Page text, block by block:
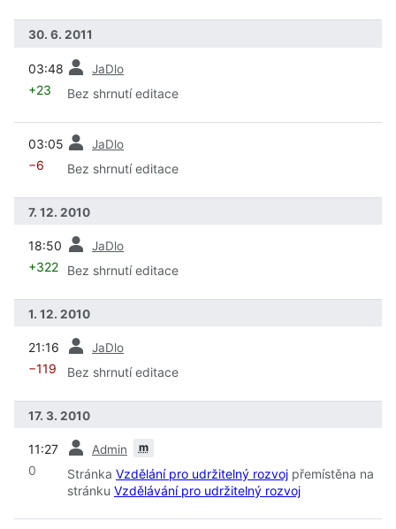
30. 6. 2011
03:48 JaDlo
+23 Bez shrnutí editace
03:05 JaDlo
−6 Bez shrnutí editace
7. 12. 2010
18:50 JaDlo
+322 Bez shrnutí editace
1. 12. 2010
21:16 JaDlo
−119 Bez shrnutí editace
17. 3. 2010
11:27 Admin m
0 Stránka Vzdělání pro udržitelný rozvoj přemístěna na
stránku Vzdělávání pro udržitelný rozvoj